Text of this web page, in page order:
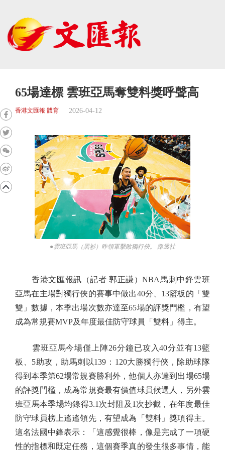
65場達標 雲班亞馬奪雙料獎呼聲高
香港文匯報 體育 2026-04-12
●雲班亞馬（黑衫）昨領軍擊敗獨行俠。 路透社
香港文匯報訊（記者 郭正謙）NBA馬刺中鋒雲班
亞馬在主場對獨行俠的賽事中做出40分、13籃板的「雙
雙」數據，本季出場次數亦達至65場的評獎門檻，有望
成為常規賽MVP及年度最佳防守球員「雙料」得主。
雲班亞馬今場僅上陣26分鐘已攻入40分並有13籃
板、5助攻，助馬刺以139：120大勝獨行俠，除助球隊
得到本季第62場常規賽勝利外，他個人亦達到出場65場
的評獎門檻，成為常規賽最有價值球員候選人，另外雲
班亞馬本季場均錄得3.1次封阻及1次抄截，在年度最佳
防守球員榜上遙遙領先，有望成為「雙料」獎項得主。
這名法國中鋒表示：「這感覺很棒，像是完成了一項硬
性的指標和既定任務，這個賽季真的發生很多事情，能